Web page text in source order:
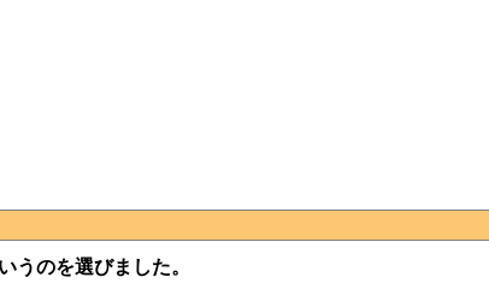
のを選びました。